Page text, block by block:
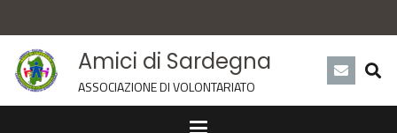
Amici di Sardegna
ASSOCIAZIONE DI VOLONTARIATO